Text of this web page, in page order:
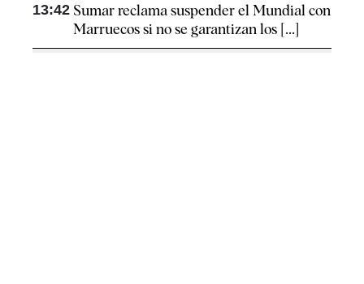
13:42 Sumar reclama suspender el Mundial con
Marruecos si no se garantizan los [...]